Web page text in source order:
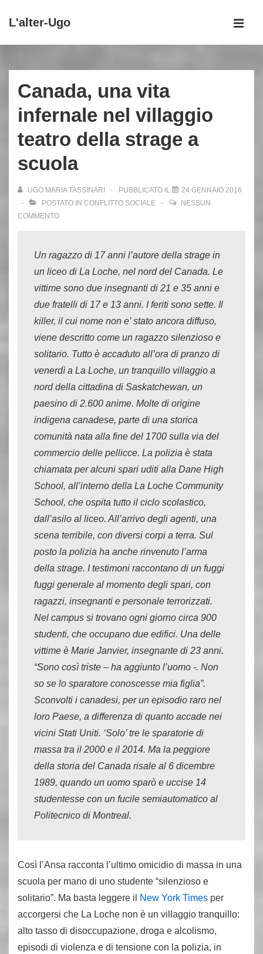
Vai
principale
L'alter-Ugo
principale
Canada, una vita
infernale nel villaggio
teatro della strage a
scuola
UGO MARIA TASSINARI PUBBLICATO IL
24 GENNAIO 2016
POSTATO IN CONFLITTO SOCIALE
NESSUN
COMMENTO
Un ragazzo di 17 anni l’autore della strage in
un liceo di La Loche, nel nord del Canada. Le
vittime sono due insegnanti di 21 e 35 anni e
due fratelli di 17 e 13 anni. I feriti sono sette. Il
killer, il cui nome non e’ stato ancora diffuso,
viene descritto come un ragazzo silenzioso e
solitario. Tutto è accaduto all’ora di pranzo di
venerdì a La Loche, un tranquillo villaggio a
nord della cittadina di Saskatchewan, un
paesino di 2.600 anime. Molte di origine
indigena canadese, parte di una storica
comunità nata alla fine del 1700 sulla via del
commercio delle pellicce. La polizia è stata
chiamata per alcuni spari uditi alla Dane High
School, all’interno della La Loche Community
School, che ospita tutto il ciclo scolastico,
dall’asilo al liceo. All’arrivo degli agenti, una
scena terribile, con diversi corpi a terra. Sul
posto la polizia ha anche rinvenuto l’arma
della strage. I testimoni raccontano di un fuggi
fuggi generale al momento degli spari, con
ragazzi, insegnanti e personale terrorizzati.
Nel campus si trovano ogni giorno circa 900
studenti, che occupano due edifici. Una delle
vittime è Marie Janvier, insegnante di 23 anni.
“Sono così triste – ha aggiunto l’uomo -. Non
so se lo sparatore conoscesse mia figlia”.
Sconvolti i canadesi, per un episodio raro nel
loro Paese, a differenza di quanto accade nei
vicini Stati Uniti. ‘Solo’ tre le sparatorie di
massa tra il 2000 e il 2014. Ma la peggiore
della storia del Canada risale al 6 dicembre
1989, quando un uomo sparò e uccise 14
studentesse con un fucile semiautomatico al
Politecnico di Montreal.
Così l’Ansa racconta l’ultimo omicidio di massa in una
scuola per mano di uno studente “silenzioso e
solitario”. Ma basta leggere il
New York Times per
accorgersi che La Loche non è un villaggio tranquillo:
alto tasso di disoccupazione, droga e alcolismo,
episodi di violenza e di tensione con la polizia, in